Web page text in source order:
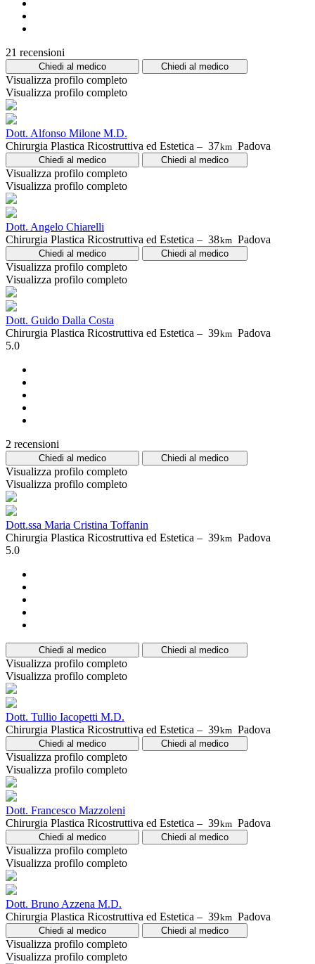
21 recensioni
Chiedi al medico Chiedi al medico
Visualizza profilo completo
Visualizza profilo completo
Dott. Alfonso Milone M.D.
Chirurgia Plastica Ricostruttiva ed Estetica – 37km Padova
Chiedi al medico Chiedi al medico
Visualizza profilo completo
Visualizza profilo completo
Dott. Angelo Chiarelli
Chirurgia Plastica Ricostruttiva ed Estetica – 38km Padova
Chiedi al medico Chiedi al medico
Visualizza profilo completo
Visualizza profilo completo
Dott. Guido Dalla Costa
Chirurgia Plastica Ricostruttiva ed Estetica – 39km Padova
5.0
2 recensioni
Chiedi al medico Chiedi al medico
Visualizza profilo completo
Visualizza profilo completo
Dott.ssa Maria Cristina Toffanin
Chirurgia Plastica Ricostruttiva ed Estetica – 39km Padova
5.0
Chiedi al medico Chiedi al medico
Visualizza profilo completo
Visualizza profilo completo
Dott. Tullio Iacopetti M.D.
Chirurgia Plastica Ricostruttiva ed Estetica – 39km Padova
Chiedi al medico Chiedi al medico
Visualizza profilo completo
Visualizza profilo completo
Dott. Francesco Mazzoleni
Chirurgia Plastica Ricostruttiva ed Estetica – 39km Padova
Chiedi al medico Chiedi al medico
Visualizza profilo completo
Visualizza profilo completo
Dott. Bruno Azzena M.D.
Chirurgia Plastica Ricostruttiva ed Estetica – 39km Padova
Chiedi al medico Chiedi al medico
Visualizza profilo completo
Visualizza profilo completo